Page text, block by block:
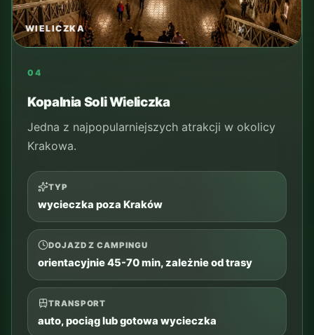
09
Zakopane
TYP
Tatry i całodniowa trasa
DOJAZD Z CAMPINGU
zwykle 2-2.5 godz. autem w jedną stronę,